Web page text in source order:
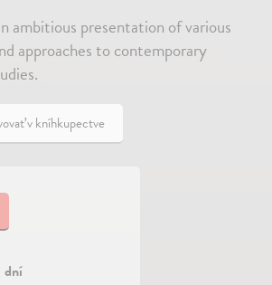
ambitious presentation of various
approaches to contemporary
v kníhkupectve
dní